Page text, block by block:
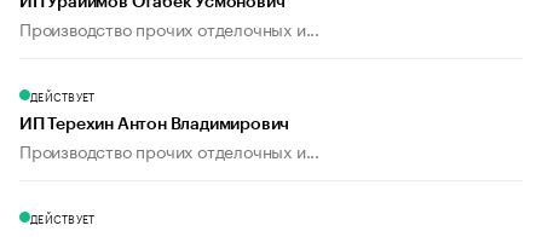
Производство прочих отделочных и...
ДЕЙСТВУЕТ
ИП Терехин Антон Владимирович
Производство прочих отделочных и...
ДЕЙСТВУЕТ